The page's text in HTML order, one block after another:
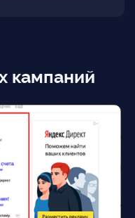
кампаний